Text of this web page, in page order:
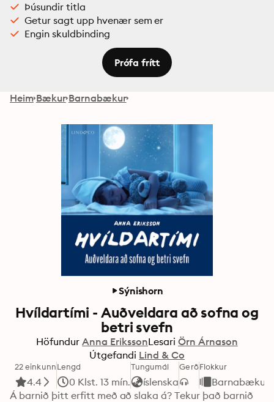
Þúsundir titla
Getur sagt upp hvenær sem er
Engin skuldbinding
Prófa frítt
Heim Bækur Barnabækur
Sýnishorn
Hvíldartími - Auðveldara að sofna og
betri svefn
Höfundur Anna ErikssonLesari Örn Árnason
Útgefandi Lind & Co
22 einkunn
4.4
Lengd
0 Klst. 13 mín.
Tungumál
íslenska
GerðFlokkur
Barnabækur
Á barnið þitt erfitt með að slaka á? Tekur það barnið